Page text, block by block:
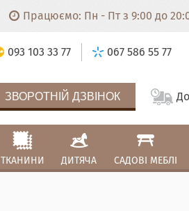
Працюємо: Пн - Пт з 9:00 до
093 103 33 77 067 586 55 77
ЗВОРОТНІЙ ДЗВІНОК
ТКАНИНИ ДИТЯЧА САДОВІ МЕБЛІ